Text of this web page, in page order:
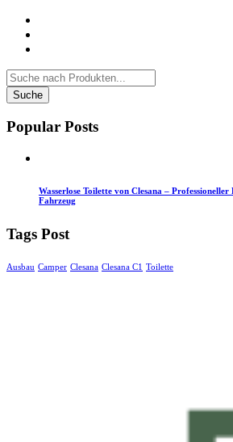
Popular Posts
Wasserlose Toilette von Clesana –
Fahrzeug
Tags Post
Ausbau Camper Clesana Clesana C1 Toilette